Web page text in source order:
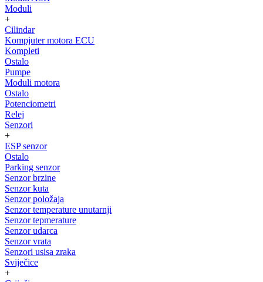
Moduli
+
Cilindar
Kompjuter motora ECU
Kompleti
Ostalo
Pumpe
Moduli motora
Ostalo
Potenciometri
Relej
Senzori
+
ESP senzor
Ostalo
Parking senzor
Senzor brzine
Senzor kuta
Senzor položaja
Senzor temperature unutarnji
Senzor tepmerature
Senzor udarca
Senzor vrata
Senzori usisa zraka
Sviječice
+